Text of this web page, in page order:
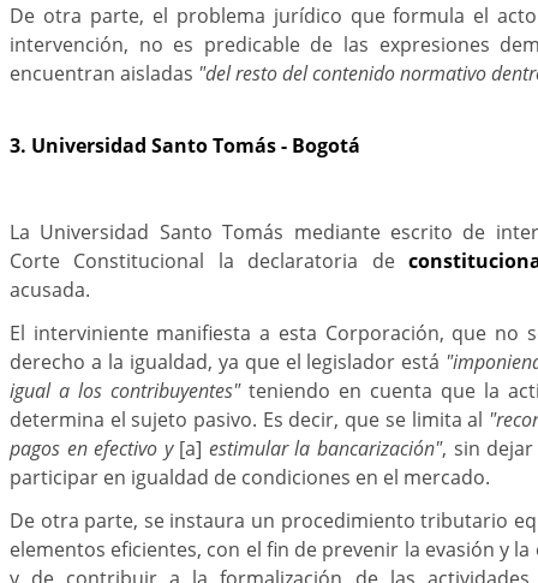
De otra parte, el problema jurídico que formula el
intervención, no es predicable de las expresiones
encuentran aisladas "del resto del contenido normativo
3. Universidad Santo Tomás - Bogotá
La Universidad Santo Tomás mediante escrito de
Corte Constitucional la declaratoria de
acusada.
El interviniente manifiesta a esta Corporación, que no
derecho a la igualdad, ya que el legislador está
igual a los contribuyentes"teniendo en cuenta que la
determina el sujeto pasivo. Es decir, que se limita al
pagos en efectivo y [a] estimular la bancarización", sin
participar en igualdad de condiciones en el mercado.
De otra parte, se instaura un procedimiento tributario
elementos eficientes, con el fin de prevenir la evasión y